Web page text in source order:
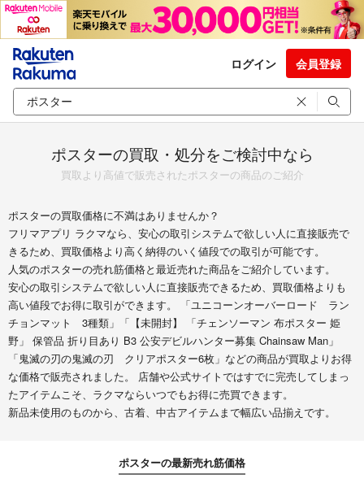
ログイン 会員登録
ポスターの買取・処分をご検討中なら
買取より高値で販売されたポスターの商品のご紹介
ポスターの買取価格に不満はありませんか？
フリマアプリ ラクマなら、安心の取引システムで欲しい人に直接販売で
きるため、買取価格より高く納得のいく値段での取引が可能です。
人気のポスターの売れ筋価格と最近売れた商品をご紹介しています。
安心の取引システムで欲しい人に直接販売できるため、買取価格よりも
高い値段でお得に取引ができます。 「ユニコーンオーバーロード ラン
チョンマット 3種類」「【未開封】 「チェンソーマン 布ポスター 姫
野」 保管品 折り目あり B3 公安デビルハンター募集 Chainsaw Man」
「鬼滅の刃の鬼滅の刃 クリアポスター6枚」などの商品が買取よりお得
な価格で販売されました。 店舗や公式サイトではすでに完売してしまっ
たアイテムこそ、ラクマならいつでもお得に売買できます。
新品未使用のものから、古着、中古アイテムまで幅広い品揃えです。
ポスターの最新売れ筋価格